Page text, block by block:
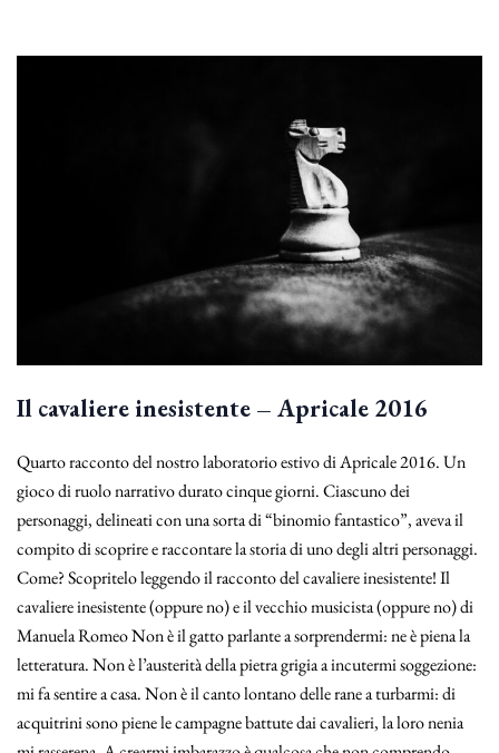
Il cavaliere inesistente – Apricale 2016
Quarto racconto del nostro laboratorio estivo di Apricale 2016. Un
gioco di ruolo narrativo durato cinque giorni. Ciascuno dei
personaggi, delineati con una sorta di “binomio fantastico”, aveva il
compito di scoprire e raccontare la storia di uno degli altri personaggi.
Come? Scopritelo leggendo il racconto del cavaliere inesistente! Il
cavaliere inesistente (oppure no) e il vecchio musicista (oppure no) di
Manuela Romeo Non è il gatto parlante a sorprendermi: ne è piena la
letteratura. Non è l’austerità della pietra grigia a incutermi soggezione:
mi fa sentire a casa. Non è il canto lontano delle rane a turbarmi: di
acquitrini sono piene le campagne battute dai cavalieri, la loro nenia